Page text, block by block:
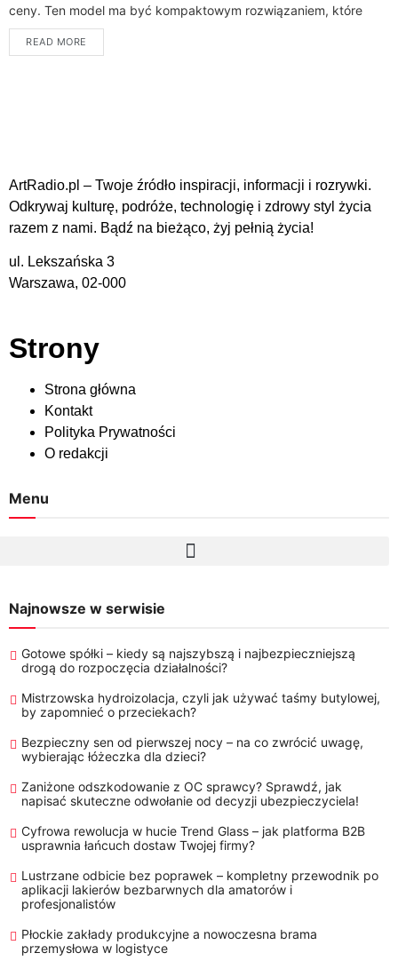
ceny. Ten model ma być kompaktowym rozwiązaniem, które
łączy w sobie nowoczesne technologie...
READ MORE
ArtRadio.pl – Twoje źródło inspiracji, informacji i rozrywki.
Odkrywaj kulturę, podróże, technologię i zdrowy styl życia
razem z nami. Bądź na bieżąco, żyj pełnią życia!
ul. Lekszańska 3
Warszawa, 02-000
Strony
Strona główna
Kontakt
Polityka Prywatności
O redakcji
Menu
Najnowsze w serwisie
Gotowe spółki – kiedy są najszybszą i najbezpieczniejszą
drogą do rozpoczęcia działalności?
Mistrzowska hydroizolacja, czyli jak używać taśmy butylowej,
by zapomnieć o przeciekach?
Bezpieczny sen od pierwszej nocy – na co zwrócić uwagę,
wybierając łóżeczka dla dzieci?
Zaniżone odszkodowanie z OC sprawcy? Sprawdź, jak
napisać skuteczne odwołanie od decyzji ubezpieczyciela!
Cyfrowa rewolucja w hucie Trend Glass – jak platforma B2B
usprawnia łańcuch dostaw Twojej firmy?
Lustrzane odbicie bez poprawek – kompletny przewodnik po
aplikacji lakierów bezbarwnych dla amatorów i
profesjonalistów
Płockie zakłady produkcyjne a nowoczesna brama
przemysłowa w logistyce